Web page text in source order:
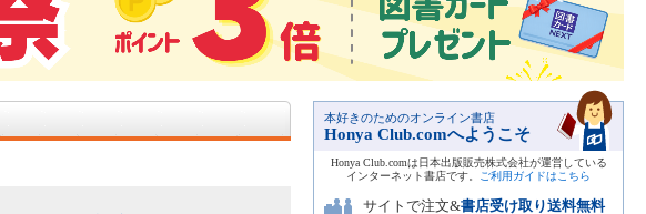
本好きのためのオンライン書店
Honya Club.comへようこそ
Honya Club.comは日本出版販売株式会社が運営している
インターネット書店です。
ご利用ガイドはこちら
サイトで注文&書店受け取り送料無料